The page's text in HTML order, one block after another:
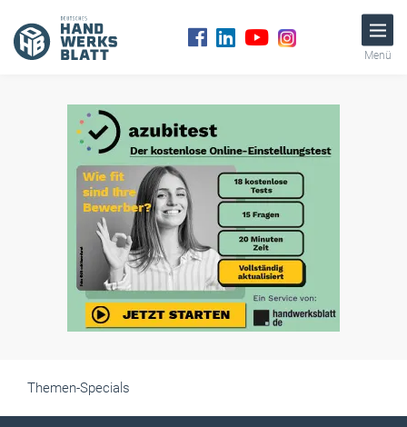
Menü
Themen-Specials